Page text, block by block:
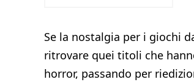
Se la nostalgia per i giochi
ritrovare quei titoli che
horror, passando per